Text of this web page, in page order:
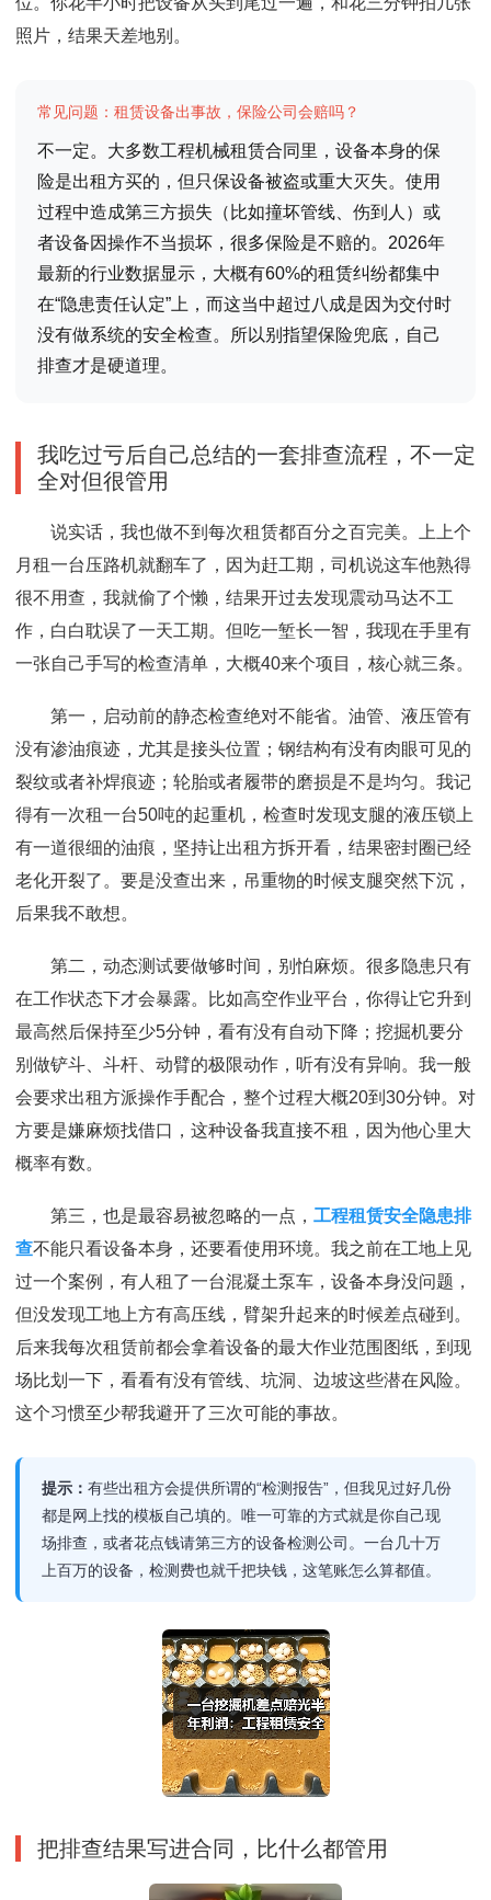
照片，结果天差地别。
常见问题：租赁设备出事故，保险公司会赔吗？
不一定。大多数工程机械租赁合同里，设备本身的保
险是出租方买的，但只保设备被盗或重大灭失。使用
过程中造成第三方损失（比如撞坏管线、伤到人）或
者设备因操作不当损坏，很多保险是不赔的。2026年
最新的行业数据显示，大概有60%的租赁纠纷都集中
在“隐患责任认定”上，而这当中超过八成是因为交付时
没有做系统的安全检查。所以别指望保险兜底，自己
排查才是硬道理。
我吃过亏后自己总结的一套排查流程，不一定
全对但很管用
说实话，我也做不到每次租赁都百分之百完美。上上个
月租一台压路机就翻车了，因为赶工期，司机说这车他熟得
很不用查，我就偷了个懒，结果开过去发现震动马达不工
作，白白耽误了一天工期。但吃一堑长一智，我现在手里有
一张自己手写的检查清单，大概40来个项目，核心就三条。
第一，启动前的静态检查绝对不能省。油管、液压管有
没有渗油痕迹，尤其是接头位置；钢结构有没有肉眼可见的
裂纹或者补焊痕迹；轮胎或者履带的磨损是不是均匀。我记
得有一次租一台50吨的起重机，检查时发现支腿的液压锁上
有一道很细的油痕，坚持让出租方拆开看，结果密封圈已经
老化开裂了。要是没查出来，吊重物的时候支腿突然下沉，
后果我不敢想。
第二，动态测试要做够时间，别怕麻烦。很多隐患只有
在工作状态下才会暴露。比如高空作业平台，你得让它升到
最高然后保持至少5分钟，看有没有自动下降；挖掘机要分
别做铲斗、斗杆、动臂的极限动作，听有没有异响。我一般
会要求出租方派操作手配合，整个过程大概20到30分钟。对
方要是嫌麻烦找借口，这种设备我直接不租，因为他心里大
概率有数。
第三，也是最容易被忽略的一点， 工程租赁安全隐患排
查不能只看设备本身，还要看使用环境。我之前在工地上见
过一个案例，有人租了一台混凝土泵车，设备本身没问题，
但没发现工地上方有高压线，臂架升起来的时候差点碰到。
后来我每次租赁前都会拿着设备的最大作业范围图纸，到现
场比划一下，看看有没有管线、坑洞、边坡这些潜在风险。
这个习惯至少帮我避开了三次可能的事故。
提示： 有些出租方会提供所谓的“检测报告”，但我见过好几份
都是网上找的模板自己填的。唯一可靠的方式就是你自己现
场排查，或者花点钱请第三方的设备检测公司。一台几十万
上百万的设备，检测费也就千把块钱，这笔账怎么算都值。
把排查结果写进合同，比什么都管用